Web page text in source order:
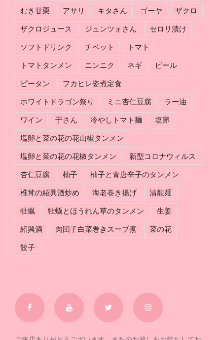
けむき甘栗 アサリ キタさん ゴーヤ ザクロ
ザクロジュース ジュンツォさん セロリ漬け
ソフトドリンク チベット トマト
トマトタンメン ニンニク ネギ ビール
ピータン フカヒレ姿煮定食
ホワイトドラゴン祭り ミニ杏仁豆腐 ラー油
ワイン 于さん 冷やしトマト麺 塩卵
塩卵と菜の花の花山椒タンメン
塩卵と菜の花の花椒タンメン 新型コロナウィルス
杏仁豆腐 柚子 柚子と青唐辛子のタンメン
椎茸の紹興酒炒め 海老巻き揚げ 清龍麺
牡蠣 牡蠣とほうれん草のタンメン 生姜
紹興酒 肉団子白菜巻きスープ煮 菜の花
餃子
Facebook YouTube Twitter Instagram